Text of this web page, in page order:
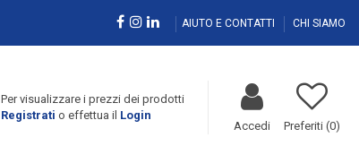
AIUTO E CONTATTI CHI SIAMO
Per visualizzare i prezzi dei prodotti
Registrati o effettua il Login
Accedi Preferiti (0)